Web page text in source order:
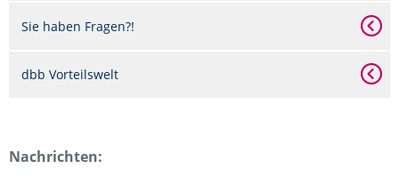
Sie haben Fragen?!
dbb Vorteilswelt
Nachrichten: